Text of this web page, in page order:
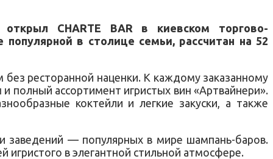
CHARTE BAR в киевском торгово-
в столице семьи, рассчитан на 52
ресторанной наценки. К каждому заказанному
ассортимент игристых вин «Артвайнери».
коктейли и легкие закуски, а также
заведений — популярных в мире шампань-баров.
игристого в элегантной стильной атмосфере.